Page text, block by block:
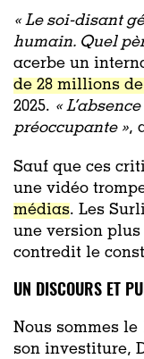
« Le soi-disant
humain. Quel
acerbe un
de 28 millions
2025. «
préoccupante »,
Sauf que ces
une vidéo
médias. Les
une version
contredit le
UN DISCOURS ET
Nous sommes
son investiture,